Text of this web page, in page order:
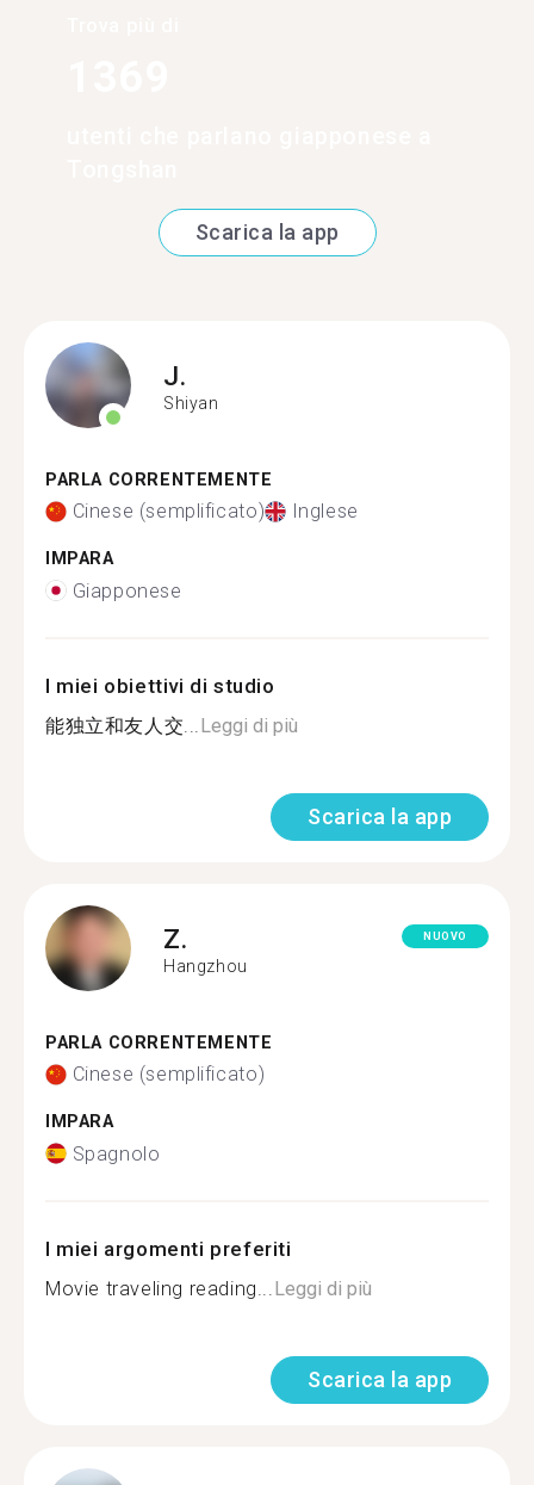
Scarica la app
J.
Shiyan
PARLA CORRENTEMENTE
Cinese (semplificato) Inglese
IMPARA
Giapponese
I miei obiettivi di studio
能独立和友人交... Leggi di più
Scarica la app
Z.
Hangzhou
NUOVO
PARLA CORRENTEMENTE
Cinese (semplificato)
IMPARA
Spagnolo
I miei argomenti preferiti
Movie traveling reading... Leggi di più
Scarica la app